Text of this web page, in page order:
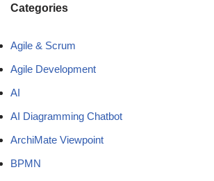
Categories
Agile & Scrum
Agile Development
AI
AI Diagramming Chatbot
ArchiMate Viewpoint
BPMN